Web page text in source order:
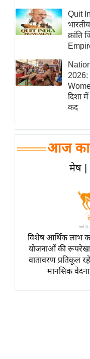
मिसाल
शख्सियत
यंग इंडिया
साहित्य
ऑटो वर्ल्ड
न्यूज ब्रीफ
मनोरंजन
बॉलीवुड
हॉलीवुड
Breaking
लाइफस्टाइल
ब्यूटी/फैशन
घरेलू नुस्खे
पर्यटन स्थल
Quit
क्रांति
2026:
दिशा
कद
आज का
मेष |
विशेष आर्थिक लाभ
योजनाओं की
वातावरण प्रतिकूल
मानसिक